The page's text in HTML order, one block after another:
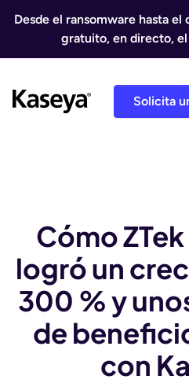
Desde el ransomware hasta
gratuito, en directo,
Solicita
Cómo
logró un
300 % y
de
con